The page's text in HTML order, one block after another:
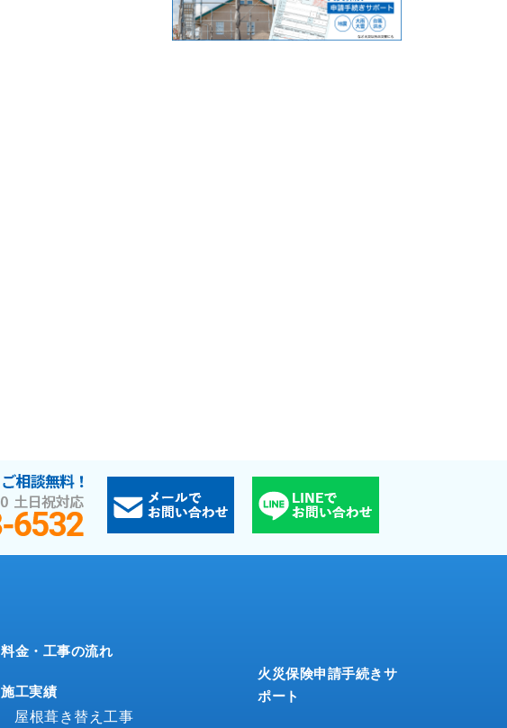
料金・工事の流れ
施工実績
屋根葺き替え工事
火災保険申請手続きサ
ポート